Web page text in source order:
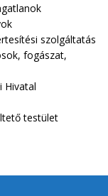
szolgáltatás
fogászat,
Hivatal
testület